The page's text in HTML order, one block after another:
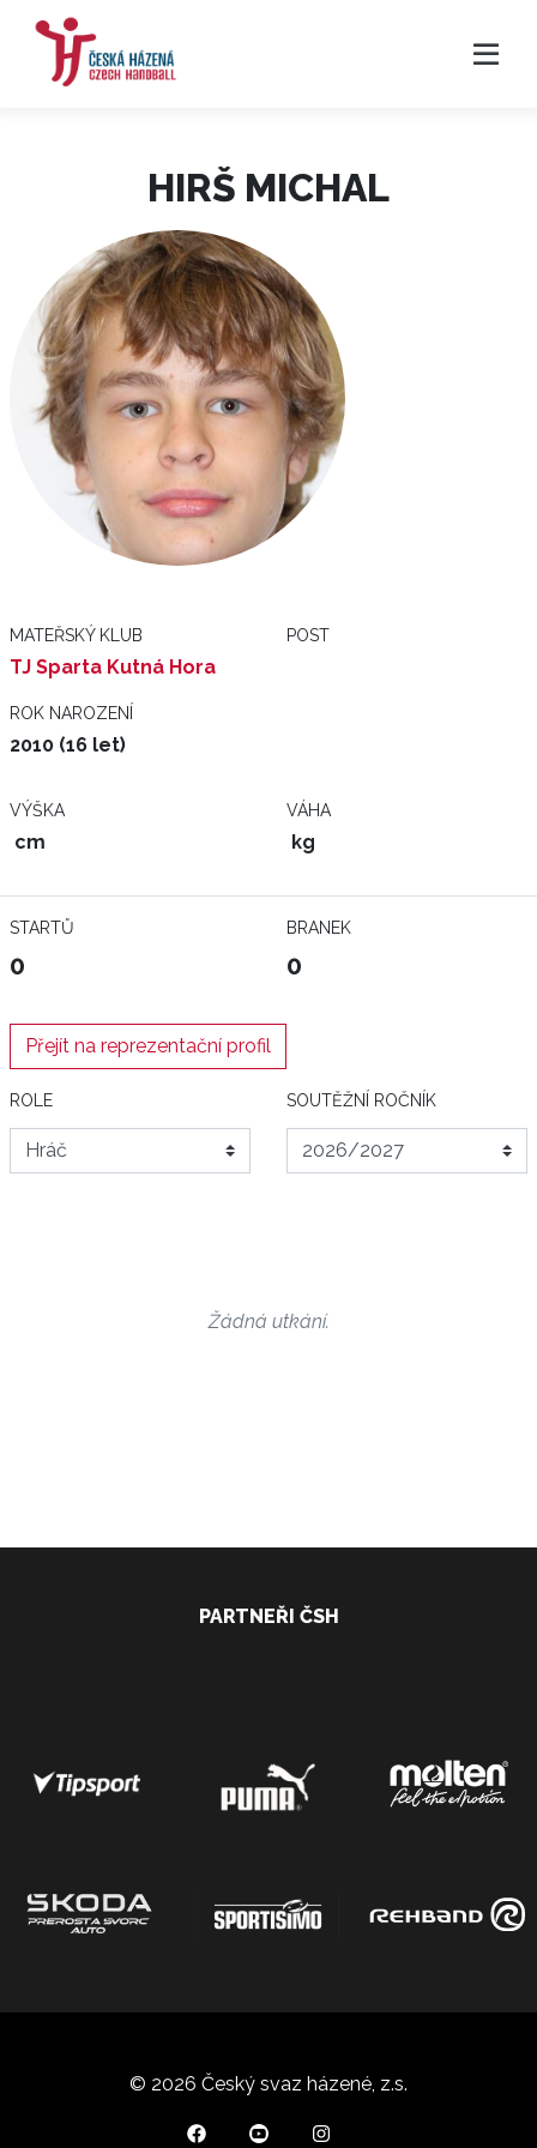
HIRŠ MICHAL
MATEŘSKÝ KLUB
TJ Sparta Kutná Hora
POST
ROK NAROZENÍ
2010 (16 let)
VÝŠKA
cm
VÁHA
kg
STARTŮ
0
BRANEK
0
Přejít na reprezentační profil
ROLE SOUTĚŽNÍ ROČNÍK
Žádná utkání.
PARTNEŘI ČSH
© 2026 Český svaz házené, z.s.